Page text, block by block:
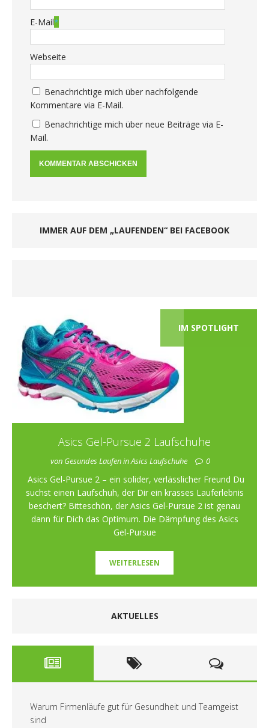
E-Mail*
Webseite
Benachrichtige mich über nachfolgende
Kommentare via E-Mail.
Benachrichtige mich über neue Beiträge via E-
Mail.
IMMER AUF DEM „LAUFENDEN“ BEI FACEBOOK
IM SPOTLIGHT
Asics Gel-Pursue 2 Laufschuhe
von Gesundes Laufen in Asics Laufschuhe 0
Asics Gel-Pursue 2 – ein solider, verlässlicher Freund Du
suchst einen Laufschuh, der Dir ein krasses Lauferlebnis
beschert? Bitteschön, der Asics Gel-Pursue 2 ist genau
dann für Dich das Optimum. Die Dämpfung des Asics
Gel-Pursue
WEITERLESEN
AKTUELLES
Warum Firmenläufe gut für Gesundheit und Teamgeist
sind